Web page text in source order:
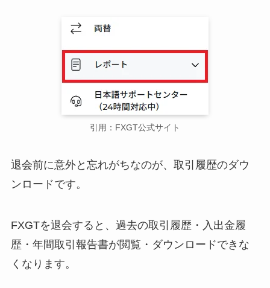
引用：FXGT公式サイト
退会前に意外と忘れがちなのが、取引履歴のダウ
ンロードです。
FXGTを退会すると、過去の取引履歴・入出金履
歴・年間取引報告書が閲覧・ダウンロードできな
くなります。